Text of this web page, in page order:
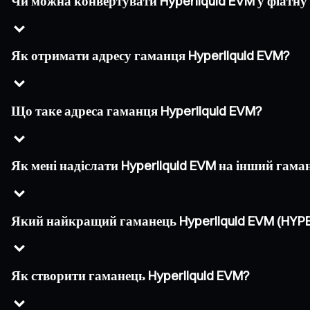
Як отримати адресу гаманця Hyperliquid EVM?
Що таке адреса гаманця Hyperliquid EVM?
Як мені надіслати Hyperliquid EVM на інший
Який найкращий гаманець Hyperliquid EVM
Як створити гаманець Hyperliquid EVM?